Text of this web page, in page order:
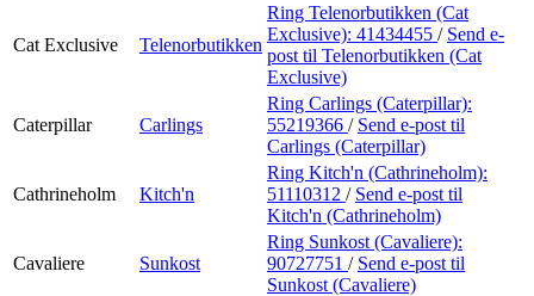
Cat Exclusive Telenorbutikken
Ring Telenorbutikken (Cat
Exclusive): 41434455 / Send e-
post til Telenorbutikken (Cat
Exclusive)
Caterpillar Carlings
Ring Carlings (Caterpillar):
55219366 / Send e-post til
Carlings (Caterpillar)
Cathrineholm Kitch'n
Ring Kitch'n (Cathrineholm):
51110312 / Send e-post til
Kitch'n (Cathrineholm)
Cavaliere Sunkost
Ring Sunkost (Cavaliere):
90727751 / Send e-post til
Sunkost (Cavaliere)